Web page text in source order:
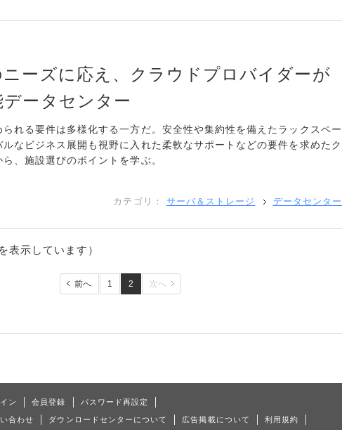
ニーズに応え、クラウドプロバイダーが
ータセンター
れる要件は多様化する一方だ。安全性や集約性を備えたラックスペー
なビジネス展開も視野に入れた柔軟なサポートなどの要件を求めたク
、施設選びのポイントを学ぶ。
カテゴリ： サーバ＆ストレージ データセンター
表示しています）
前へ 1 2 次へ
ン 会員登録 パスワード再設定
合わせ ダウンロードセンターについて 広告掲載について 利用規約